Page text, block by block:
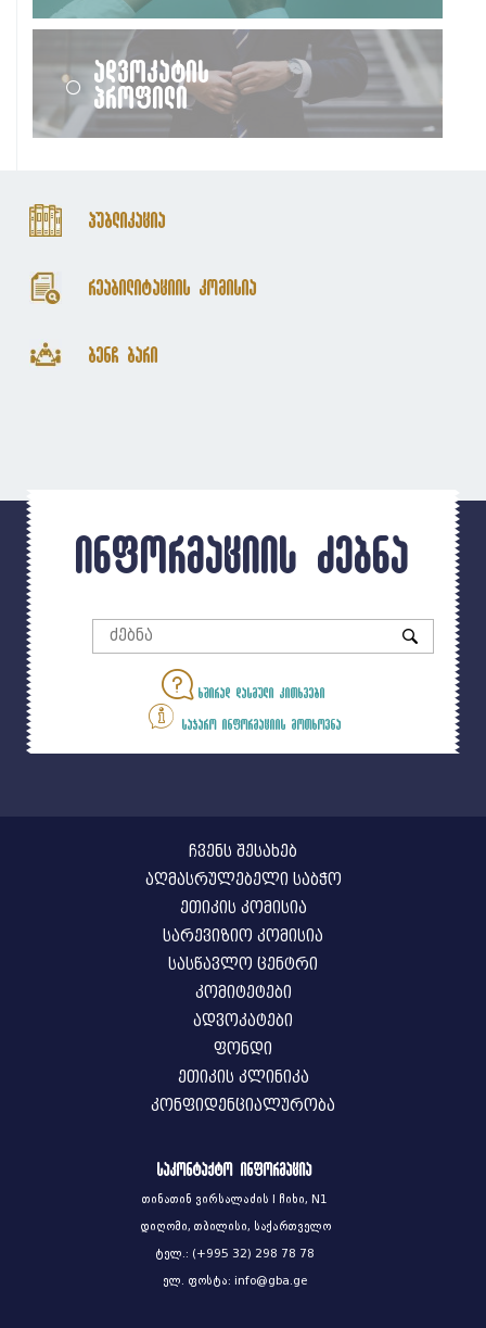
ადვოკატის
პროფილი
პუბლიკაცია
რეაბილიტაციის კომისია
ბენჩ ბარი
ინფორმაციის ძებნა
ხშირად დასმული კითხვები
საჯარო ინფორმაციის მოთხოვნა
ჩვენს შესახებ
აღმასრულებელი საბჭო
ეთიკის კომისია
სარევიზიო კომისია
სასწავლო ცენტრი
კომიტეტები
ადვოკატები
ფონდი
ეთიკის კლინიკა
კონფიდენციალურობა
საკონტაქტო ინფორმაცია
თინათინ ვირსალაძის I ჩიხი, N1
დიღომი, თბილისი, საქართველო
ტელ.: (+995 32) 298 78 78
ელ. ფოსტა: info@gba.ge